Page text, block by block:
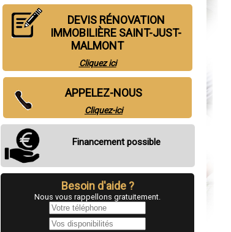
DEVIS RÉNOVATION
IMMOBILIÈRE SAINT-JUST-
MALMONT
Cliquez ici
APPELEZ-NOUS
Cliquez-ici
Financement possible
Besoin d'aide ?
Nous vous rappellons gratuitement.